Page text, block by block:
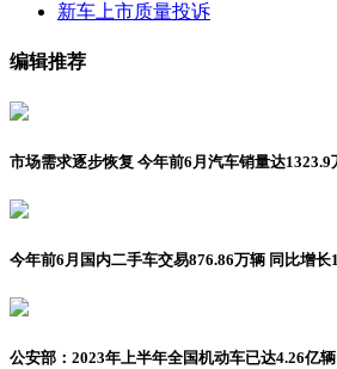
新车上市质量投诉
编辑推荐
市场需求逐步恢复 今年前6月汽车销量达1323.9
今年前6月国内二手车交易876.86万辆 同比增长
公安部：2023年上半年全国机动车已达4.26亿辆